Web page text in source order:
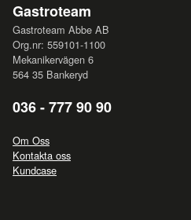
Gastroteam
Gastroteam Abbe AB
Org.nr: 559101-1100
Mekanikervägen 6
564 35 Bankeryd
036 - 777 90 90
Om Oss
Kontakta oss
Kundcase